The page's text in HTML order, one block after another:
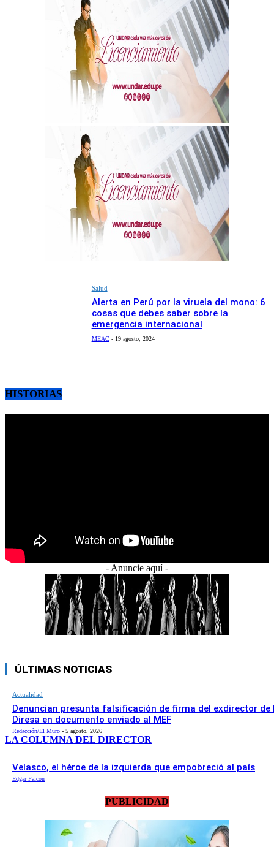
Salud
Alerta en Perú por la viruela del mono: 6
cosas que debes saber sobre la
emergencia internacional
MEAC - 19 agosto, 2024
HISTORIAS
- Anuncie aquí -
ÚLTIMAS NOTICIAS
Actualidad
Denuncian presunta falsificación de firma del exdirector de
Diresa en documento enviado al MEF
Redacción/El Muro - 5 agosto, 2026
LA COLUMNA DEL DIRECTOR
Velasco, el héroe de la izquierda que empobreció al país
Edgar Falcon
PUBLICIDAD